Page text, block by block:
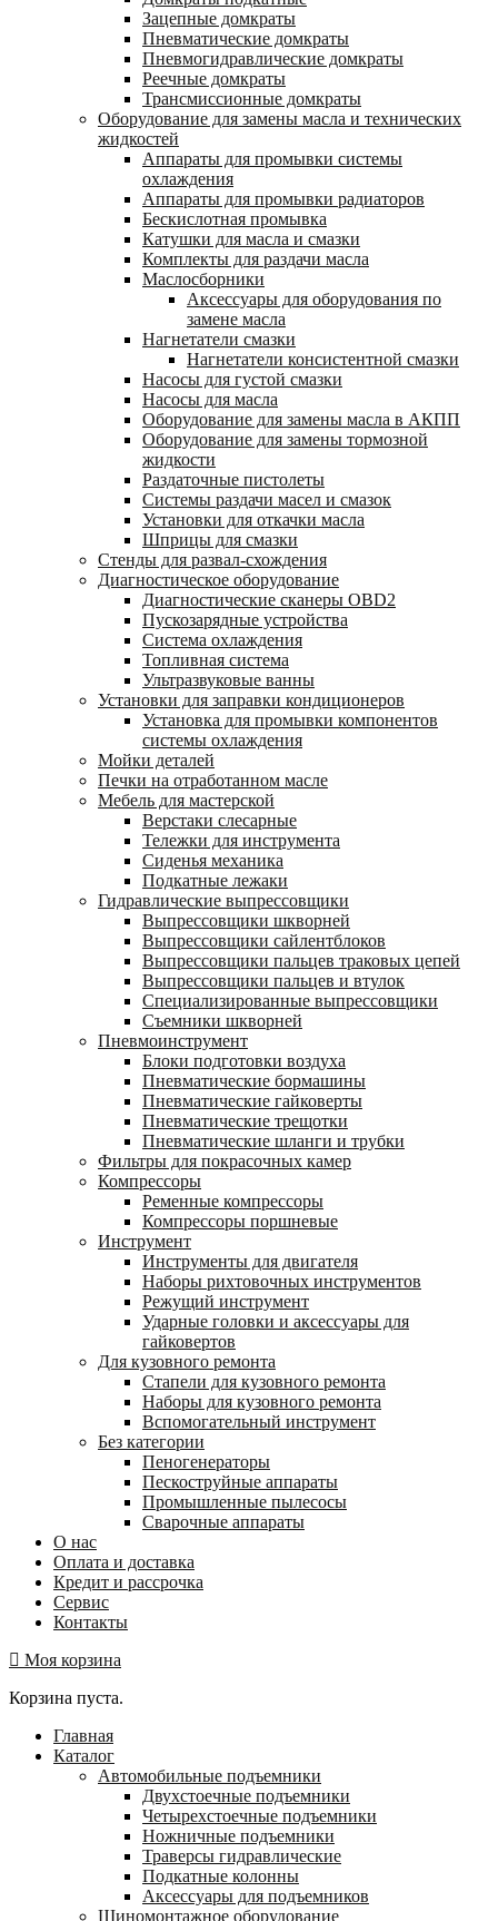
Зацепные домкраты
Пневматические домкраты
Пневмогидравлические домкраты
Реечные домкраты
Трансмиссионные домкраты
Оборудование для замены масла и технических
жидкостей
Аппараты для промывки системы
охлаждения
Аппараты для промывки радиаторов
Бескислотная промывка
Катушки для масла и смазки
Комплекты для раздачи масла
Маслосборники
Аксессуары для оборудования по
замене масла
Нагнетатели смазки
Нагнетатели консистентной смазки
Насосы для густой смазки
Насосы для масла
Оборудование для замены масла в АКПП
Оборудование для замены тормозной
жидкости
Раздаточные пистолеты
Системы раздачи масел и смазок
Установки для откачки масла
Шприцы для смазки
Стенды для развал-схождения
Диагностическое оборудование
Диагностические сканеры OBD2
Пускозарядные устройства
Система охлаждения
Топливная система
Ультразвуковые ванны
Установки для заправки кондиционеров
Установка для промывки компонентов
системы охлаждения
Мойки деталей
Печки на отработанном масле
Мебель для мастерской
Верстаки слесарные
Тележки для инструмента
Сиденья механика
Подкатные лежаки
Гидравлические выпрессовщики
Выпрессовщики шкворней
Выпрессовщики сайлентблоков
Выпрессовщики пальцев траковых цепей
Выпрессовщики пальцев и втулок
Специализированные выпрессовщики
Cъемники шкворней
Пневмоинструмент
Блоки подготовки воздуха
Пневматические бормашины
Пневматические гайковерты
Пневматические трещотки
Пневматические шланги и трубки
Фильтры для покрасочных камер
Компрессоры
Ременные компрессоры
Компрессоры поршневые
Инструмент
Инструменты для двигателя
Наборы рихтовочных инструментов
Режущий инструмент
Ударные головки и аксессуары для
гайковертов
Для кузовного ремонта
Стапели для кузовного ремонта
Наборы для кузовного ремонта
Вспомогательный инструмент
Без категории
Пеногенераторы
Пескоструйные аппараты
Промышленные пылесосы
Сварочные аппараты
О нас
Оплата и доставка
Кредит и рассрочка
Сервис
Контакты
Моя корзина
Корзина пуста.
Главная
Каталог
Автомобильные подъемники
Двухстоечные подъемники
Четырехстоечные подъемники
Ножничные подъемники
Траверсы гидравлические
Подкатные колонны
Аксессуары для подъемников
Шиномонтажное оборудование